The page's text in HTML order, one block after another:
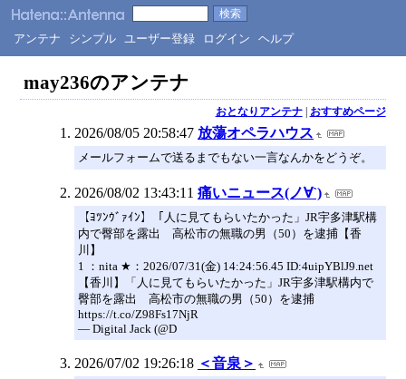
アンテナ シンプル ユーザー登録 ログイン ヘルプ
may236のアンテナ
おとなりアンテナ| おすすめページ
2026/08/05 20:58:47 放蕩オペラハウス
メールフォームで送るまでもない一言なんかをどうぞ。
2026/08/02 13:43:11 痛いニュース(ノ∀`)
【ﾖﾂﾝｳﾞｧｲﾝ】「人に見てもらいたかった」JR宇多津駅構
内で臀部を露出 高松市の無職の男（50）を逮捕【香
川】
1 ：nita ★：2026/07/31(金) 14:24:56.45 ID:4uipYBlJ9.net
【香川】「人に見てもらいたかった」JR宇多津駅構内で
臀部を露出 高松市の無職の男（50）を逮捕
https://t.co/Z98Fs17NjR
— Digital Jack (@D
2026/07/02 19:26:18 ＜音泉＞